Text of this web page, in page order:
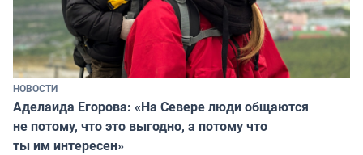
НОВОСТИ
Аделаида Егорова: «На Севере люди общаются
не потому, что это выгодно, а потому что
ты им интересен»